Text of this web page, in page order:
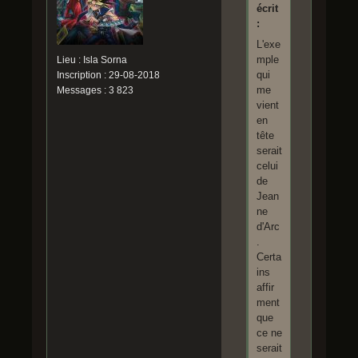
Lieu : Isla Sorna
Inscription : 29-08-2018
Messages : 3 823
écrit
:
L'exe
mple
qui
me
vient
en
tête
serait
celui
de
Jean
ne
d'Arc
Certa
ins
affir
ment
que
ce ne
serait